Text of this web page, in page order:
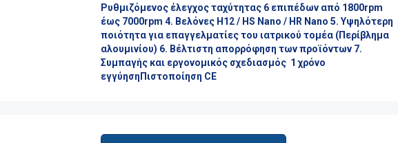
Ρυθμιζόμενος έλεγχος ταχύτητας 6 επιπέδων από 1800rpm
έως 7000rpm 4. Βελόνες H12 / HS Nano / HR Nano 5. Υψηλότερη
ποιότητα για επαγγελματίες του ιατρικού τομέα (Περίβλημα
αλουμινίου) 6. Βέλτιστη απορρόφηση των προϊόντων 7.
Συμπαγής και εργονομικός σχεδιασμός 1 χρόνο
εγγύησηΠιστοποίηση CE